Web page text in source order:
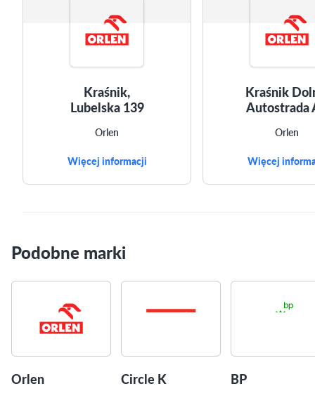
Kraśnik,
Lubelska 139
Orlen
Więcej informacji
Kraśnik
Autostrada
Orlen
Więcej
Podobne marki
Orlen Circle K BP